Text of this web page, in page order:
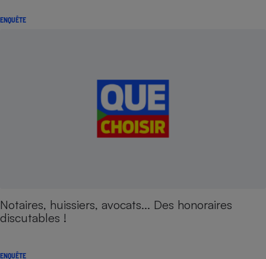
ENQUÊTE
Notaires, huissiers, avocats... Des honoraires
discutables !
ENQUÊTE